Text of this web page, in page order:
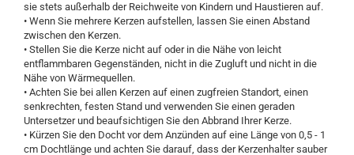
sie stets außerhalb der Reichweite von Kindern und Haustieren auf.
• Wenn Sie mehrere Kerzen aufstellen, lassen Sie einen Abstand
zwischen den Kerzen.
• Stellen Sie die Kerze nicht auf oder in die Nähe von leicht
entflammbaren Gegenständen, nicht in die Zugluft und nicht in die
Nähe von Wärmequellen.
• Achten Sie bei allen Kerzen auf einen zugfreien Standort, einen
senkrechten, festen Stand und verwenden Sie einen geraden
Untersetzer und beaufsichtigen Sie den Abbrand Ihrer Kerze.
• Kürzen Sie den Docht vor dem Anzünden auf eine Länge von 0,5 - 1
cm Dochtlänge und achten Sie darauf, dass der Kerzenhalter sauber